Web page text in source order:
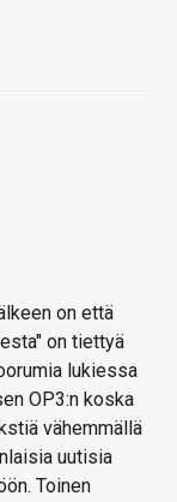
on että
on tiettyä
lukiessa
OP3:n koska
vähemmällä
uutisia
Toinen